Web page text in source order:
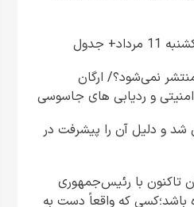
جدول
نمی‌شود؟/ ارگان
امنیتی و ردیابی های جاسوسی
به ایران شد و دلیل آن را پیشرفت در
تاکنون با رئیس‌جمهوری
باشد؛کسی که واقعاً دست به